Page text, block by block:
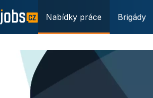
Nabídky práce Brigády